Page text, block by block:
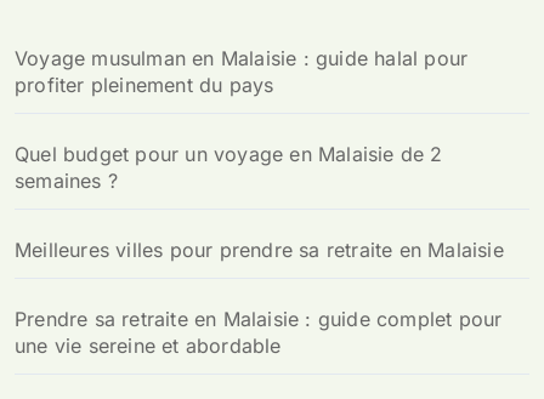
e
r
Voyage musulman en Malaisie : guide halal pour
profiter pleinement du pays
Quel budget pour un voyage en Malaisie de 2
semaines ?
Meilleures villes pour prendre sa retraite en Malaisie
Prendre sa retraite en Malaisie : guide complet pour
une vie sereine et abordable